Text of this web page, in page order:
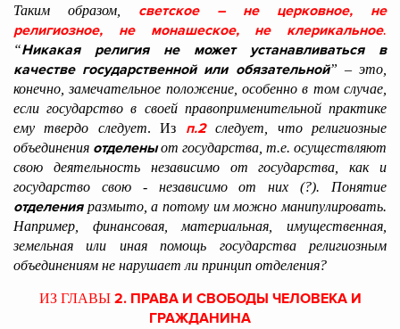
Таким образом, светское – не церковное, не
религиозное, не монашеское, не клерикальное.
“Никакая религия не может устанавливаться в
качестве государственной или обязательной” – это,
конечно, замечательное положение, особенно в том случае,
если государство в своей правоприменительной практике
ему твердо следует. Из п.2следует, что религиозные
объединения отделеныот государства, т.е. осуществляют
свою деятельность независимо от государства, как и
государство свою - независимо от них (?). Понятие
отделенияразмыто, а потому им можно манипулировать.
Например, финансовая, материальная, имущественная,
земельная или иная помощь государства религиозным
объединениям не нарушает ли принцип отделения?
ИЗ ГЛАВЫ 2. ПРАВА И СВОБОДЫ ЧЕЛОВЕКА И
ГРАЖДАНИНА